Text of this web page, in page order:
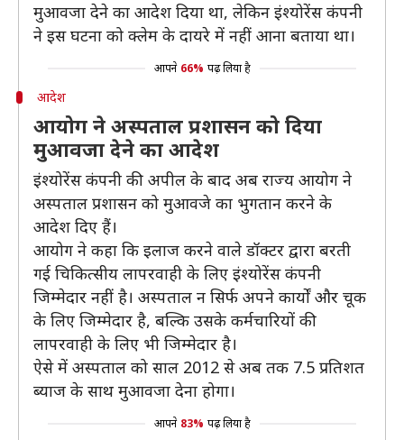
मुआवजा देने का आदेश दिया था, लेकिन इंश्योरेंस कंपनी
ने इस घटना को क्लेम के दायरे में नहीं आना बताया था।
आपने 66% पढ़ लिया है
आदेश
आयोग ने अस्पताल प्रशासन को दिया
मुआवजा देने का आदेश
इंश्योरेंस कंपनी की अपील के बाद अब राज्य आयोग ने
अस्पताल प्रशासन को मुआवजे का भुगतान करने के
आदेश दिए हैं।
आयोग ने कहा कि इलाज करने वाले डॉक्टर द्वारा बरती
गई चिकित्सीय लापरवाही के लिए इंश्योरेंस कंपनी
जिम्मेदार नहीं है। अस्पताल न सिर्फ अपने कार्यों और चूक
के लिए जिम्मेदार है, बल्कि उसके कर्मचारियों की
लापरवाही के लिए भी जिम्मेदार है।
ऐसे में अस्पताल को साल 2012 से अब तक 7.5 प्रतिशत
ब्याज के साथ मुआवजा देना होगा।
आपने 83% पढ़ लिया है